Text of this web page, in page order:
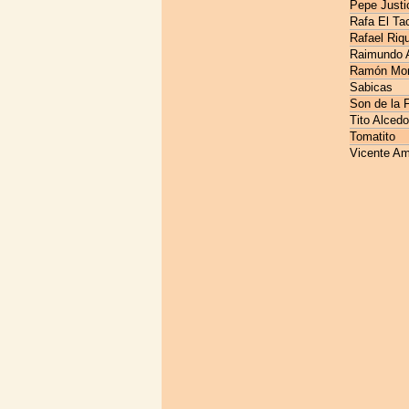
Pepe
Rafa El
Rafael
Raimundo
Ramón
Sabicas
Son de la
Tito Alcedo
Tomatito
Vicente